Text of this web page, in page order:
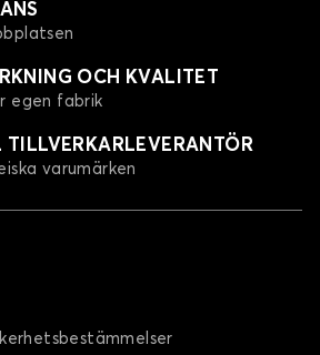
OCH KVALITET
egen fabrik
TILLVERKARLEVERANTÖR
varumärken